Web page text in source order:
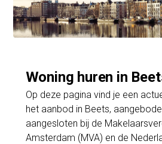
Woning huren in
Op deze pagina vind je een
het aanbod in Beets,
aangesloten bij de
Amsterdam (MVA) en de